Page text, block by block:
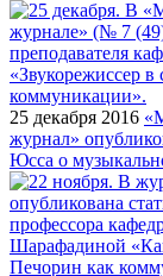
25 декабря 2016
журнал»
Юсса о